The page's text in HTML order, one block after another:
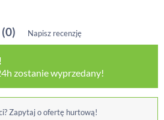
(0) Napisz recenzję
zostanie wyprzedany!
Zapytaj o ofertę hurtową!